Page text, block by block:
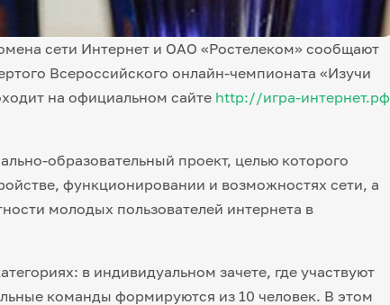
сети Интернет и ОАО «Ростелеком» сообщают
Всероссийского онлайн-чемпионата «Изучи
на официальном сайте http://игра-интернет.рф
образовательный проект, целью которого
функционировании и возможностях сети, а
молодых пользователей интернета в
в индивидуальном зачете, где участвуют
команды формируются из 10 человек. В этом